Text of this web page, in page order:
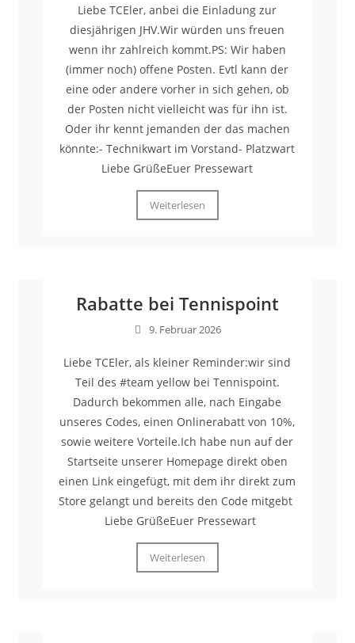
Liebe TCEler, anbei die Einladung zur
diesjährigen JHV.Wir würden uns freuen
wenn ihr zahlreich kommt.PS: Wir haben
(immer noch) offene Posten. Evtl kann der
eine oder andere vorher in sich gehen, ob
der Posten nicht vielleicht was für ihn ist.
Oder ihr kennt jemanden der das machen
könnte:- Technikwart im Vorstand- Platzwart
Liebe GrüßeEuer Pressewart
Weiterlesen
Rabatte bei Tennispoint
9. Februar 2026
Liebe TCEler, als kleiner Reminder:wir sind
Teil des #team yellow bei Tennispoint.
Dadurch bekommen alle, nach Eingabe
unseres Codes, einen Onlinerabatt von 10%,
sowie weitere Vorteile.Ich habe nun auf der
Startseite unserer Homepage direkt oben
einen Link eingefügt, mit dem ihr direkt zum
Store gelangt und bereits den Code mitgebt
Liebe GrüßeEuer Pressewart
Weiterlesen